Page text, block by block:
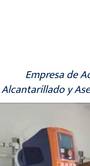
Empresa de
Alcantarillado y